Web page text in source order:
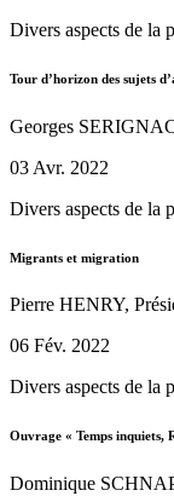
Divers aspects de la
Tour d’horizon des sujets
Georges
03 Avr. 2022
Divers aspects de la
Migrants et migration
Pierre HENRY,
06 Fév. 2022
Divers aspects de la
Ouvrage « Temps inquiets,
Dominique